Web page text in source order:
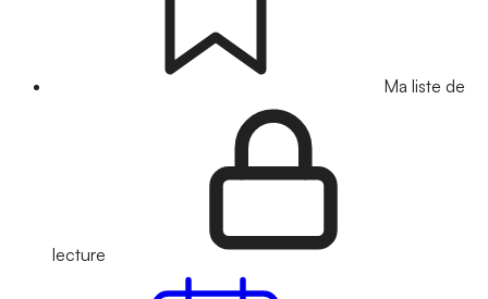
Ma liste de
lecture